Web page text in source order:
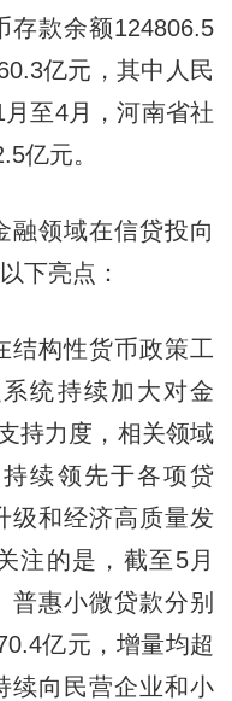
存款余额124806.5
亿元，其中人民
至4月，河南省社
亿元。
领域在信贷投向
下亮点：
构性货币政策工
统持续加大对金
持力度，相关领域
续领先于各项贷
级和经济高质量发
注的是，截至5月
普惠小微贷款分别
亿元，增量均超
续向民营企业和小